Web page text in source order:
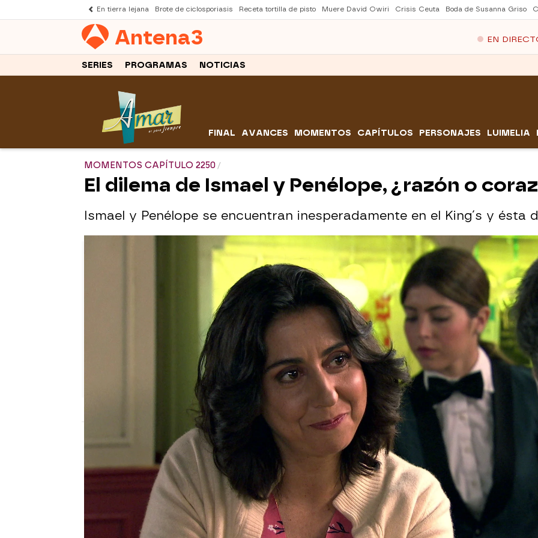
En tierra lejana Brote de ciclosporiasis Receta tortilla de pisto Muere David Owiri Crisis Ceuta Boda de Susanna Griso
Antena3 EN
SERIES PROGRAMAS NOTICIAS
FINAL AVANCES MOMENTOS CAPÍTULOS PERSONAJES LUIMELIA
MOMENTOS CAPÍTULO 2250
El dilema de Ismael y Penélope, ¿razón o
Ismael y Penélope se encuentran inesperadamente en el King´s y ésta
antena3.com
Publicado:25 de noviembre de 2021, 17:28
Whatsapp
Facebook
Ismael lleva unas semanas sin saber nada de Penélope. Ella ha
decidido apostar por su matrimonio y le pidió que se
mantuviera alejado de ella. Sin embargo, al camarero de ‘El